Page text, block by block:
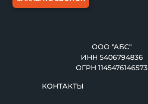
ООО "АБС"
ИНН 5406794836
ОГРН 1145476146573
КОНТАКТЫ